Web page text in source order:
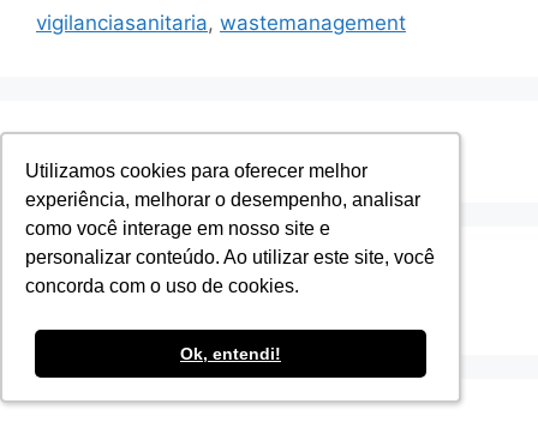
Utilizamos cookies para oferecer melhor
experiência, melhorar o desempenho, analisar
como você interage em nosso site e
personalizar conteúdo. Ao utilizar este site, você
concorda com o uso de cookies.
Ok, entendi!
Utilizamos cookies para oferecer melhor
experiência, melhorar o desempenho, analisar
como você interage em nosso site e
personalizar conteúdo. Ao utilizar este site, você
concorda com o uso de cookies.
Ok, entendi!
vigilanciasanitaria, wastemanagement